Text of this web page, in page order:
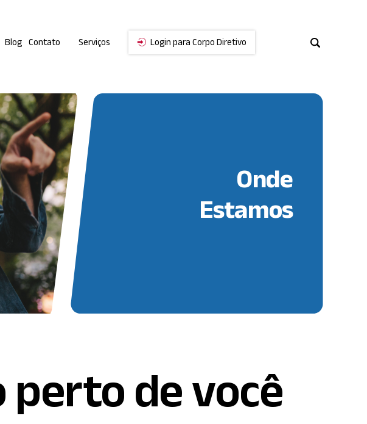
Blog Contato Serviços Login para Corpo Diretivo
Onde
Estamos
perto de você